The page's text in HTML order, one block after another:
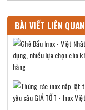
BÀI VIẾT LIÊN QUAN